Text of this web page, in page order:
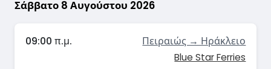
Σάββατο 8 Αυγούστου 2026
09:00 π.μ. Πειραιώς → Ηράκλειο
Blue Star Ferries